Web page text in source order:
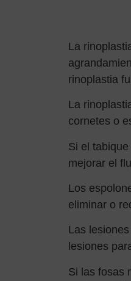
La
rinoplastia
La
cornetes o
Si el
mejorar el
Los
eliminar o
Las
lesiones
Si las fosas